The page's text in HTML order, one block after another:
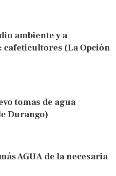
ambiente y a
(La Opción
tomas de agua
Durango)
AGUA de la necesaria